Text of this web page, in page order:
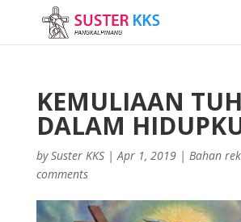
KEMULIAAN
DALAM
bySuster KKS|Apr 1, 2019| Bahan
comments